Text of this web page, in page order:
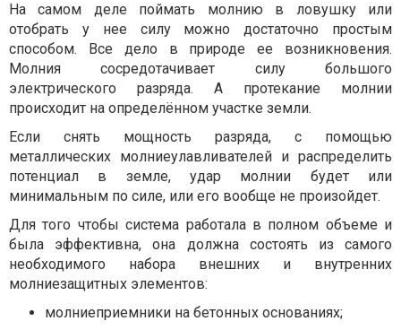
На самом деле поймать молнию в ловушку или
отобрать у нее силу можно достаточно простым
способом. Все дело в природе ее возникновения.
Молния сосредотачивает силу большого
электрического разряда. А протекание молнии
происходит на определённом участке земли.
Если снять мощность разряда, с помощью
металлических молниеулавливателей и распределить
потенциал в земле, удар молнии будет или
минимальным по силе, или его вообще не произойдет.
Для того чтобы система работала в полном объеме и
была эффективна, она должна состоять из самого
необходимого набора внешних и внутренних
молниезащитных элементов:
молниеприемники на бетонных основаниях;